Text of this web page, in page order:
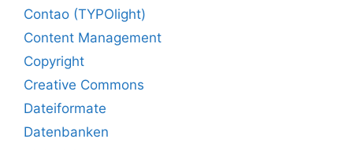
Contao (TYPOlight)
Content Management
Copyright
Creative Commons
Dateiformate
Datenbanken